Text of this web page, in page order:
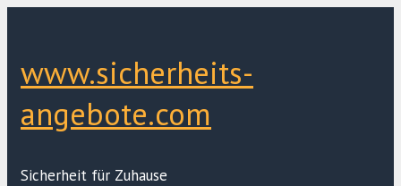
www.sicherheits-
angebote.com
Sicherheit für Zuhause